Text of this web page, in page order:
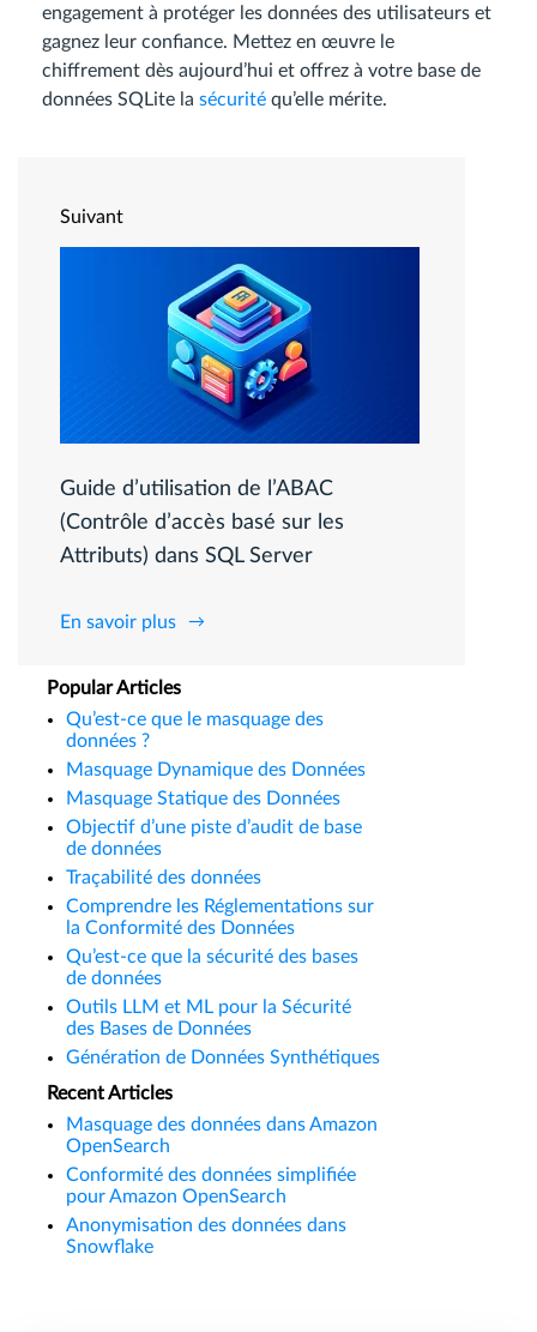
engagement à protéger les données des utilisateurs et
gagnez leur confiance. Mettez en œuvre le
chiffrement dès aujourd’hui et offrez à votre base de
données SQLite la sécurité qu’elle mérite.
Suivant
Guide d’utilisation de l’ABAC
(Contrôle d’accès basé sur les
Attributs) dans SQL Server
En savoir plus
Popular Articles
Qu’est-ce que le masquage des
données ?
Masquage Dynamique des Données
Masquage Statique des Données
Objectif d’une piste d’audit de base
de données
Traçabilité des données
Comprendre les Réglementations sur
la Conformité des Données
Qu’est-ce que la sécurité des bases
de données
Outils LLM et ML pour la Sécurité
des Bases de Données
Génération de Données Synthétiques
Recent Articles
Masquage des données dans Amazon
OpenSearch
Conformité des données simplifiée
pour Amazon OpenSearch
Anonymisation des données dans
Snowflake